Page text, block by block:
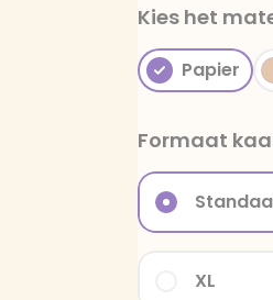
Kies het
Papier
Formaat
XL